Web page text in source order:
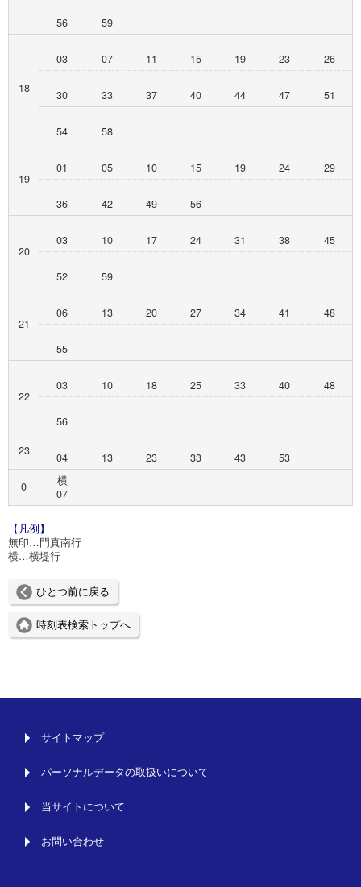
56 59
18
03 07 11 15 19 23 26
30 33 37 40 44 47 51
54 58
19
01 05 10 15 19 24 29
36 42 49 56
20
03 10 17 24 31 38 45
52 59
21
06 13 20 27 34 41 48
55
22
03 10 18 25 33 40 48
56
23
04 13 23 33 43
53
0
横
07
【凡例】
無印…門真南行
横…横堤行
ひとつ前に戻る
時刻表検索トップへ
サイトマップ
パーソナルデータの取扱いについて
当サイトについて
お問い合わせ